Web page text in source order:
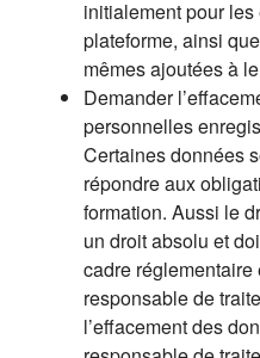
initialement pour
plateforme, ainsi
mêmes ajoutées à
Demander
personnelles
Certaines données
répondre aux
formation. Aussi le
un droit absolu et
cadre
responsable de
l’effacement des